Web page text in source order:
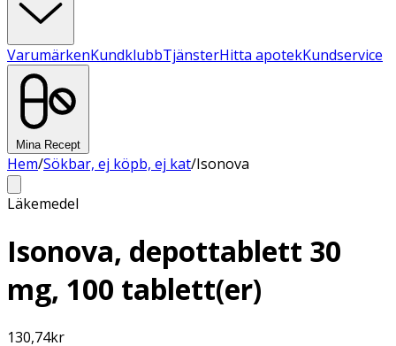
VarumärkenKundklubbTjänsterHitta apotekKundservice
Mina Recept
Hem/Sökbar, ej köpb, ej kat/Isonova
Läkemedel
Isonova, depottablett 30
mg, 100 tablett(er)
130,74kr